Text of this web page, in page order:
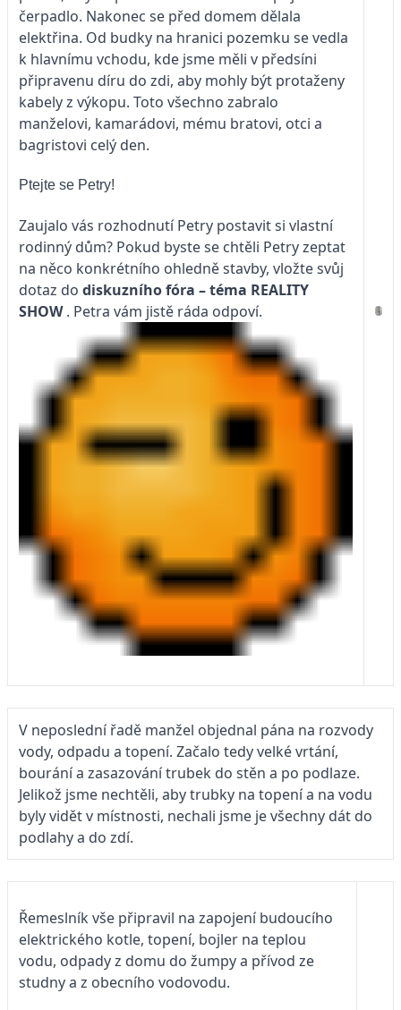
čerpadlo. Nakonec se před domem dělala
elektřina. Od budky na hranici pozemku se vedla
k hlavnímu vchodu, kde jsme měli v předsíni
připravenu díru do zdi, aby mohly být protaženy
kabely z výkopu. Toto všechno zabralo
manželovi, kamarádovi, mému bratovi, otci a
bagristovi celý den.
Ptejte se Petry!
Zaujalo vás rozhodnutí Petry postavit si vlastní
rodinný dům? Pokud byste se chtěli Petry zeptat
na něco konkrétního ohledně stavby, vložte svůj
dotaz do diskuzního fóra – téma REALITY
SHOW. Petra vám jistě ráda odpoví.
V neposlední řadě manžel objednal pána na rozvody
vody, odpadu a topení. Začalo tedy velké vrtání,
bourání a zasazování trubek do stěn a po podlaze.
Jelikož jsme nechtěli, aby trubky na topení a na vodu
byly vidět v místnosti, nechali jsme je všechny dát do
podlahy a do zdí.
Řemeslník vše připravil na zapojení budoucího
elektrického kotle, topení, bojler na teplou
vodu, odpady z domu do žumpy a přívod ze
studny a z obecního vodovodu.